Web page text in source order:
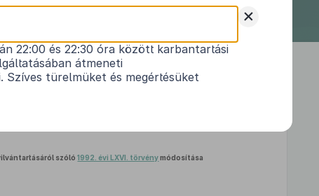
LV. törvény
egyszerűsítéséről1
02. – 2020. 01. 02.
szóló1992. évi LXVI. törvénymódosítása
+
22:00 és 22:30 óra között karbantartási
átmeneti
Szíves türelmüket és megértésüket